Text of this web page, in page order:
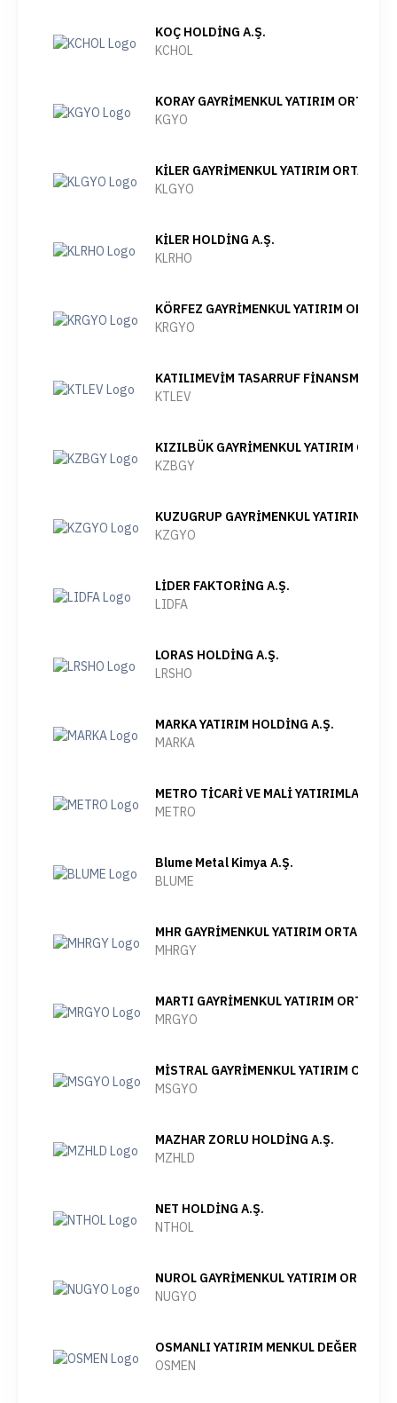
KOÇ HOLDİNG A.Ş.
KCHOL
KORAY GAYRİMENKUL YATIRIM
KGYO
KİLER GAYRİMENKUL YATIRIM
KLGYO
KİLER HOLDİNG A.Ş.
KLRHO
KÖRFEZ GAYRİMENKUL YATIRIM
KRGYO
KATILIMEVİM TASARRUF FİNANSMAN
KTLEV
KIZILBÜK GAYRİMENKUL YATIRIM
KZBGY
KUZUGRUP GAYRİMENKUL YATIRIM
KZGYO
LİDER FAKTORİNG A.Ş.
LIDFA
LORAS HOLDİNG A.Ş.
LRSHO
MARKA YATIRIM HOLDİNG A.Ş.
MARKA
METRO TİCARİ VE MALİ YATIRIMLAR
METRO
Blume Metal Kimya A.Ş.
BLUME
MHR GAYRİMENKUL YATIRIM ORTAKLIĞI
MHRGY
MARTI GAYRİMENKUL YATIRIM
MRGYO
MİSTRAL GAYRİMENKUL YATIRIM
MSGYO
MAZHAR ZORLU HOLDİNG A.Ş.
MZHLD
NET HOLDİNG A.Ş.
NTHOL
NUROL GAYRİMENKUL YATIRIM
NUGYO
OSMANLI YATIRIM MENKUL DEĞERLER
OSMEN